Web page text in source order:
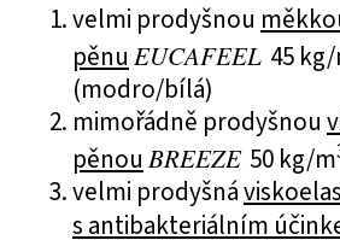
velmi prodyšnou
pěnu EUCAFEEL 45
(modro/bílá)
mimořádně prodyšnou
pěnou BREEZE 50 kg/m
velmi prodyšná
s antibakteriálním